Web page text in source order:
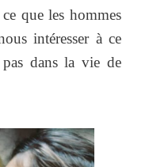
que les hommes
intéresser à ce
dans la vie de